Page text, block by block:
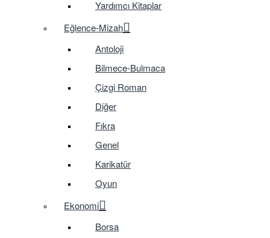
Yardımcı Kitaplar
Eğlence-Mizah
Antoloji
Bilmece-Bulmaca
Çizgi Roman
Diğer
Fıkra
Genel
Karikatür
Oyun
Ekonomi
Borsa